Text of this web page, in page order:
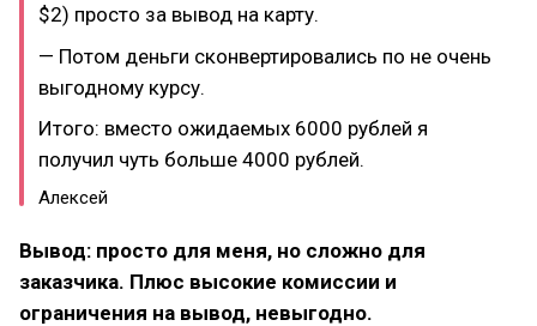
$2) просто за вывод на карту.
— Потом деньги сконвертировались по не очень
выгодному курсу.
Итого: вместо ожидаемых 6000 рублей я
получил чуть больше 4000 рублей.
Алексей
Вывод: просто для меня, но сложно для
заказчика. Плюс высокие комиссии и
ограничения на вывод, невыгодно.